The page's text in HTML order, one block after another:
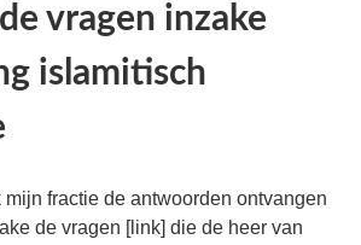
vragen inzake
islamitisch
mijn fractie de antwoorden ontvangen
de vragen [link] die de heer van